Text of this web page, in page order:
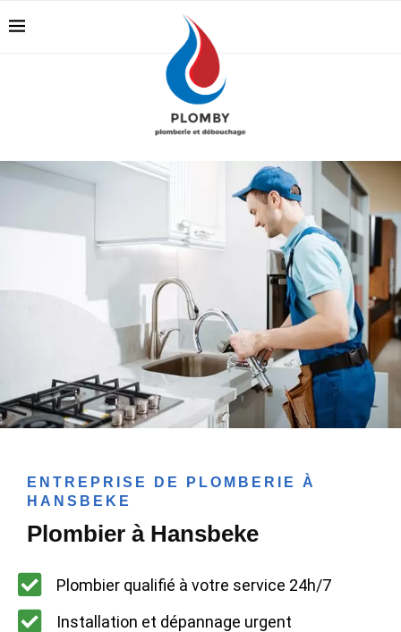
ENTREPRISE DE PLOMBERIE À
HANSBEKE
Plombier à Hansbeke
Plombier qualifié à votre service 24h/7
Installation et dépannage urgent